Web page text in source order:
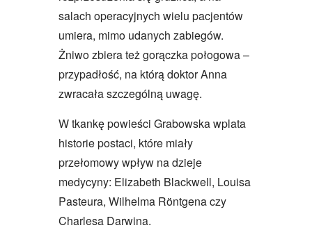
salach operacyjnych wielu pacjentów
umiera, mimo udanych zabiegów.
Żniwo zbiera też gorączka połogowa –
przypadłość, na którą doktor Anna
zwracała szczególną uwagę.
W tkankę powieści Grabowska wplata
historie postaci, które miały
przełomowy wpływ na dzieje
medycyny: Elizabeth Blackwell, Louisa
Pasteura, Wilhelma Röntgena czy
Charlesa Darwina.